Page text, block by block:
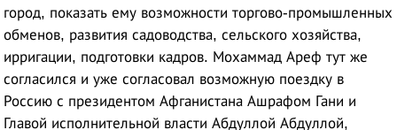
город, показать ему возможности торгово-промышленных
обменов, развития садоводства, сельского хозяйства,
ирригации, подготовки кадров. Мохаммад Ареф тут же
согласился и уже согласовал возможную поездку в
Россию с президентом Афганистана Ашрафом Гани и
Главой исполнительной власти Абдуллой Абдуллой,